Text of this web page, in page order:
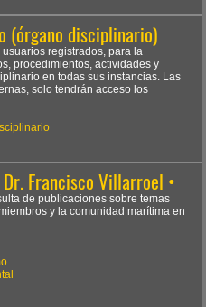
(órgano disciplinario)
registrados, para la
procedimientos, actividades y
en todas sus instancias. Las
solo tendrán acceso los
Francisco Villarroel •
de publicaciones sobre temas
y la comunidad marítima en